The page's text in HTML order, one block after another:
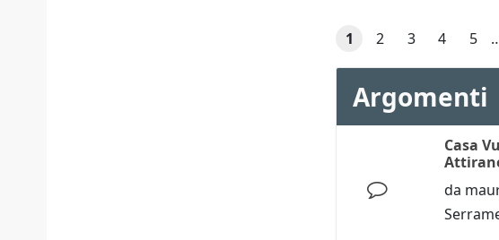
1 2 3 4 5
Argomenti
Casa
da